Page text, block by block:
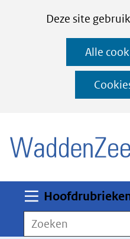
CookiesDeze site
deze
worden
toegestaan
Alle
Zoeken